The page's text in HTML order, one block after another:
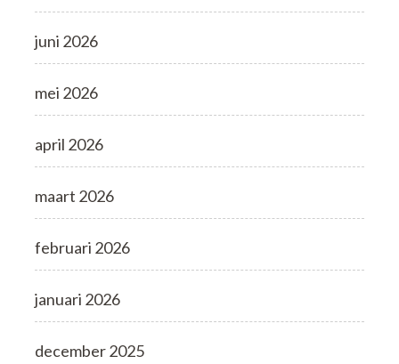
juni 2026
mei 2026
april 2026
maart 2026
februari 2026
januari 2026
december 2025